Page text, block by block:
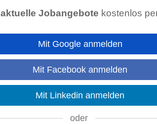
aktuelle Jobangebote kostenlos
Mit Google anmelden
Mit Facebook anmelden
Mit Linkedin anmelden
oder